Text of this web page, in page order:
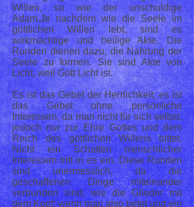
Willen, so wie der unschuldige
Adam.Je nachdem wie die Seele im
göttlichen Willen lebt, sind es
wirkmächtige und heilige Akte. Die
Runden dienen dazu, die Nahrung der
Seele zu formen. Sie sind Akte von
Licht, weil Gott Licht ist.
Es ist das Gebet der Herrlichkeit; es ist
das Gebet ohne persönliche
Interessen, da man nicht für sich selbst,
jedoch nur zur Ehre Gottes und dem
Reich des göttlichen Willens bittet.
Nicht ein Schatten menschlicher
Interessen tritt in es ein. Diese Runden
sind unermesslich, da die
geschaffenen Dinge miteinander
verbunden sind, wie die Glieder mit
dem Kopf; wenn man also betet und ein